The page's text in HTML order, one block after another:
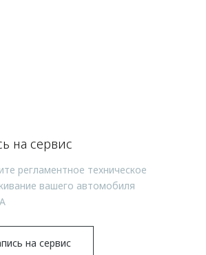
на сервис
регламентное техническое
вашего автомобиля
на сервис